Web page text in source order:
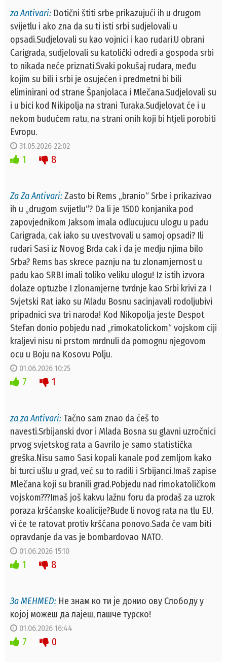
za Antivari: Dotični štiti srbe prikazujući ih u drugom
svijetlu i ako zna da su ti isti srbi sudjelovali u
opsadi.Sudjelovali su kao vojnici i kao rudari.U obrani
Carigrada, sudjelovali su katolički odredi a gospoda srbi
to nikada neće priznati.Svaki pokušaj rudara, među
kojim su bili i srbi je osujećen i predmetni bi bili
eliminirani od strane Španjolaca i Mlečana.Sudjelovali su
i u bici kod Nikipolja na strani Turaka.Sudjelovat će i u
nekom budućem ratu, na strani onih koji bi htjeli porobiti
Evropu.
31.05.2026 22:02
1 8
Za Za Antivari:Zasto bi Rems „branio“ Srbe i prikazivao
ih u „drugom svijetlu“? Da li je 1500 konjanika pod
zapovjednikom Jaksom imala odlucujucu ulogu u padu
Carigrada, cak iako su uvestvovali u samoj opsadi? Ili
rudari Sasi iz Novog Brda cak i da je medju njima bilo
Srba? Rems bas skrece paznju na tu zlonamjernost u
padu kao SRBI imali toliko veliku ulogu! Iz istih izvora
dolaze optuzbe I zlonamjerne tvrdnje kao Srbi krivi za I
Svjetski Rat iako su Mladu Bosnu sacinjavali rodoljubivi
pripadnici sva tri naroda! Kod Nikopolja jeste Despot
Stefan donio pobjedu nad „rimokatolickom“ vojskom ciji
kraljevi nisu ni prstom mrdnuli da pomognu njegovom
ocu u Boju na Kosovu Polju.
01.06.2026 10:25
7 1
za za Antivari: Tačno sam znao da ćeš to
navesti.Srbijanski dvor i Mlada Bosna su glavni uzročnici
prvog svjetskog rata a Gavrilo je samo statistička
greška.Nisu samo Sasi kopali kanale pod zemljom kako
bi turci ušlu u grad, već su to radili i Srbijanci.Imaš zapise
Mlečana koji su branili grad.Pobjedu nad rimokatoličkom
vojskom???Imaš još kakvu lažnu foru da prodaš za uzrok
poraza kršćanske koalicije?Bude li novog rata na tlu EU,
vi će te ratovat protiv kršćana ponovo.Sada će vam biti
opravdanje da vas je bombardovao NATO.
01.06.2026 15:10
1 8
За MEHMED: Не знам ко ти је донио ову Слободу у
којој можеш да лајеш, пашче турско!
01.06.2026 16:44
7 0